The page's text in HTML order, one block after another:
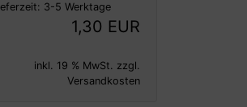
3-5 Werktage
1,30 EUR
inkl. 19 % MwSt. zzgl.
Versandkosten